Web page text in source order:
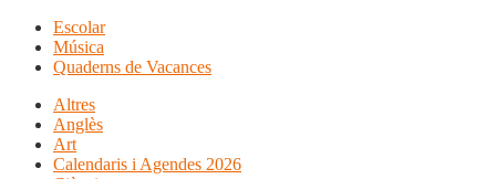
Escolar
Música
Quaderns de Vacances
Altres
Anglès
Art
Calendaris i Agendes 2026